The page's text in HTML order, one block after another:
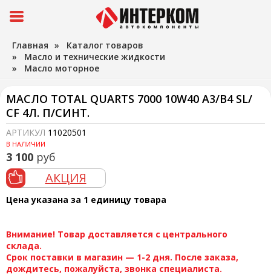
Главная » Каталог товаров
» Масло и технические жидкости
» Масло моторное
МАСЛО TOTAL QUARTS 7000 10W40 A3/B4 SL/
СF 4Л. П/СИНТ.
АРТИКУЛ 11020501
В НАЛИЧИИ
3 100 руб
АКЦИЯ
Цена указана за 1 единицу товара
Внимание! Товар доставляется с центрального
склада.
Срок поставки в магазин — 1-2 дня. После заказа,
дождитесь, пожалуйста, звонка специалиста.